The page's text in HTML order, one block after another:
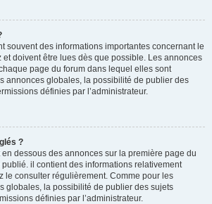
souvent des informations importantes concernant le
et doivent être lues dès que possible. Les annonces
page du forum dans lequel elles sont
annonces globales, la possibilité de publier des
définies par l’administrateur.
?
dessous des annonces sur la première page du
il contient des informations relativement
le consulter régulièrement. Comme pour les
globales, la possibilité de publier des sujets
définies par l’administrateur.